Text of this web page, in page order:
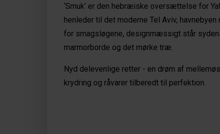
‘Smuk’ er den hebræiske oversættelse for
henleder til det moderne Tel Aviv,
for smagsløgene, designmæssigt står
marmorborde og det mørke træ.
Nyd delevenlige retter - en drøm af
krydring og råvarer tilberedt til perfektion.